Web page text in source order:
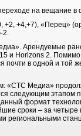
на вещание в
+2, +4,+7), «Перец»
2.
Арендуемые
и Horizons 2.
почти в одной и той
«СТС Медиа»
следующим этапом
формат
сроки – за
региональными